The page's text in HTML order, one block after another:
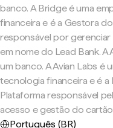
banco. A Bridge é uma
financeira e é a Gestora
responsável por
em nome do Lead Bank. A
um banco. A Avian Labs é
tecnologia financeira e é
Plataforma responsável
acesso e gestão do
Português (BR)